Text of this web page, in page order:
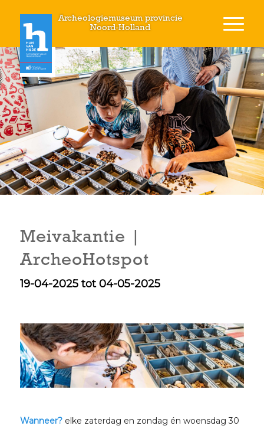
Archeologiemuseum provincie
Noord-Holland
Meivakantie |
ArcheoHotspot
19-04-2025 tot 04-05-2025
Wanneer?elke zaterdag en zondag én woensdag 30